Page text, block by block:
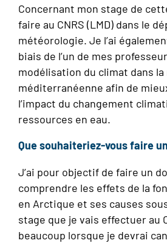
Concernant mon stage de
faire au CNRS (LMD) dans le
météorologie. Je l’ai
biais de l’un de mes
modélisation du climat dans
méditerranéenne afin de
l’impact du changement
ressources en eau.
Que souhaiteriez-vous faire
J’ai pour objectif de faire un
comprendre les effets de la
en Arctique et ses causes
stage que je vais effectuer au
beaucoup lorsque je devrai